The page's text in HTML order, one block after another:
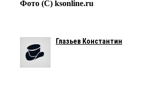
Фото (С) ksonline.ru
Глазьев Константин